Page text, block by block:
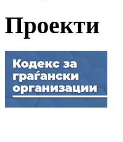
Проекти